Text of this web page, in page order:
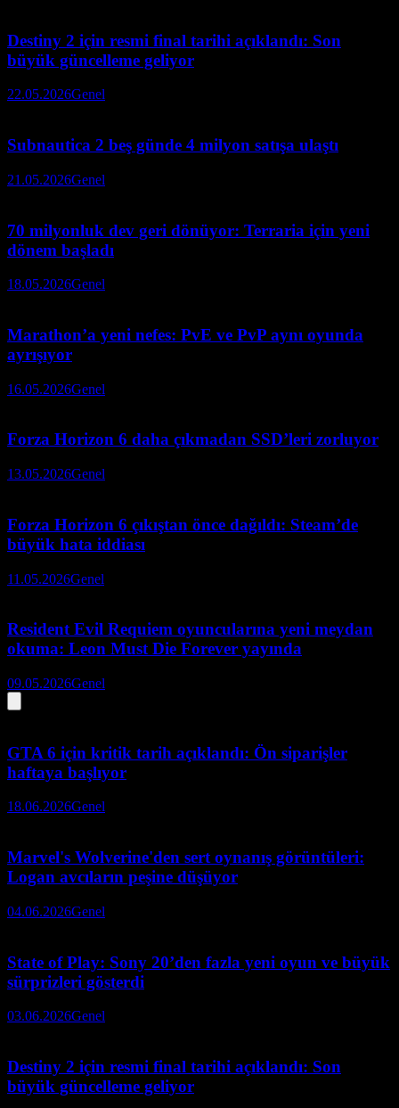
Destiny 2 için resmi final tarihi açıklandı: Son
büyük güncelleme geliyor
22.05.2026Genel
Subnautica 2 beş günde 4 milyon satışa ulaştı
21.05.2026Genel
70 milyonluk dev geri dönüyor: Terraria için yeni
dönem başladı
18.05.2026Genel
Marathon’a yeni nefes: PvE ve PvP aynı oyunda
ayrışıyor
16.05.2026Genel
Forza Horizon 6 daha çıkmadan SSD’leri zorluyor
13.05.2026Genel
Forza Horizon 6 çıkıştan önce dağıldı: Steam’de
büyük hata iddiası
11.05.2026Genel
Resident Evil Requiem oyuncularına yeni meydan
okuma: Leon Must Die Forever yayında
09.05.2026Genel
GTA 6 için kritik tarih açıklandı: Ön siparişler
haftaya başlıyor
18.06.2026Genel
Marvel's Wolverine'den sert oynanış görüntüleri:
Logan avcıların peşine düşüyor
04.06.2026Genel
State of Play: Sony 20’den fazla yeni oyun ve büyük
sürprizleri gösterdi
03.06.2026Genel
Destiny 2 için resmi final tarihi açıklandı: Son
büyük güncelleme geliyor